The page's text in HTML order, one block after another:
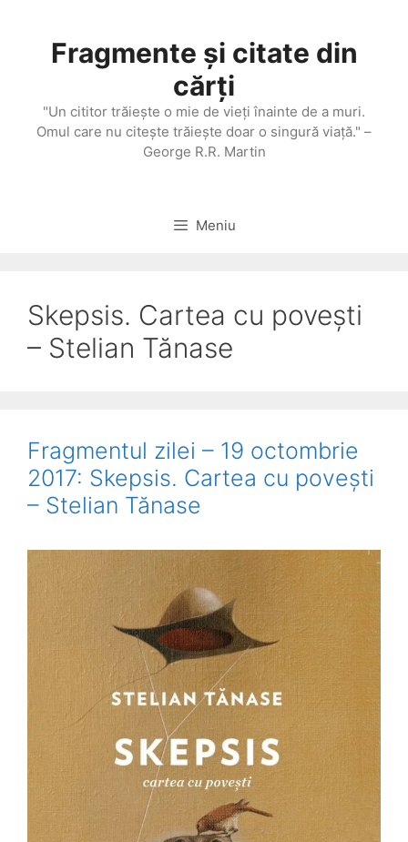
conținutFragmente și citate din
cărți
"Un cititor trăieşte o mie de vieţi înainte de a muri.
Omul care nu citeşte trăieşte doar o singură viaţă." –
George R.R. Martin
Meniu
Skepsis. Cartea cu povești
– Stelian Tănase
Fragmentul zilei – 19 octombrie
2017: Skepsis. Cartea cu povești
– Stelian Tănase